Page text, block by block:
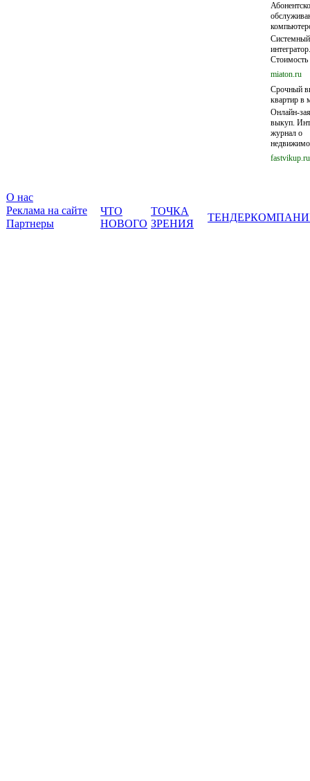
Системный
интегратор.
Стоимость
miaton.ru
Срочный
квартир в
Онлайн-
выкуп.
журнал о
fastvikup.ru
О нас
Реклама на сайте
Партнеры
ЧТО
НОВОГО
ТОЧКА
ЗРЕНИЯ
ТЕНДЕР